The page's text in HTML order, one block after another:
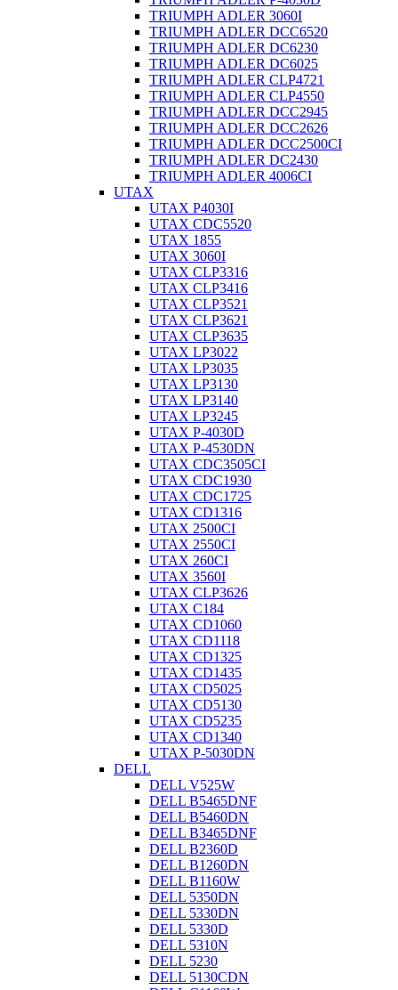
TRIUMPH ADLER 3060I
TRIUMPH ADLER DCC6520
TRIUMPH ADLER DC6230
TRIUMPH ADLER DC6025
TRIUMPH ADLER CLP4721
TRIUMPH ADLER CLP4550
TRIUMPH ADLER DCC2945
TRIUMPH ADLER DCC2626
TRIUMPH ADLER DCC2500CI
TRIUMPH ADLER DC2430
TRIUMPH ADLER 4006CI
UTAX
UTAX P4030I
UTAX CDC5520
UTAX 1855
UTAX 3060I
UTAX CLP3316
UTAX CLP3416
UTAX CLP3521
UTAX CLP3621
UTAX CLP3635
UTAX LP3022
UTAX LP3035
UTAX LP3130
UTAX LP3140
UTAX LP3245
UTAX P-4030D
UTAX P-4530DN
UTAX CDC3505CI
UTAX CDC1930
UTAX CDC1725
UTAX CD1316
UTAX 2500CI
UTAX 2550CI
UTAX 260CI
UTAX 3560I
UTAX CLP3626
UTAX C184
UTAX CD1060
UTAX CD1118
UTAX CD1325
UTAX CD1435
UTAX CD5025
UTAX CD5130
UTAX CD5235
UTAX CD1340
UTAX P-5030DN
DELL
DELL V525W
DELL B5465DNF
DELL B5460DN
DELL B3465DNF
DELL B2360D
DELL B1260DN
DELL B1160W
DELL 5350DN
DELL 5330DN
DELL 5330D
DELL 5310N
DELL 5230
DELL 5130CDN